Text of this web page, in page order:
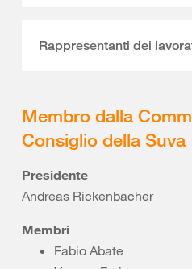
Rappresentanti dei
Membro dalla
Consiglio della Suva
Presidente
Andreas Rickenbacher
Membri
Fabio Abate